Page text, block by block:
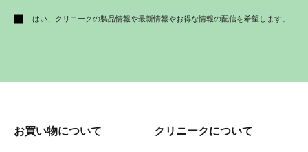
はい、クリニークの製品情報や最新情報やお得な情報の配信を希望します。
お買い物について クリニークについて